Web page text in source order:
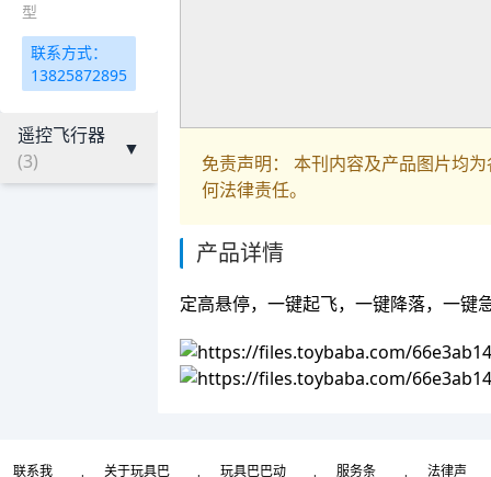
型
联系方式：
13825872895
遥控飞行器
(3)
▼
免责声明： 本刊内容及产品图片均
何法律责任。
产品详情
定高悬停，一键起飞，一键降落，一键
联系我 关于玩具巴 玩具巴巴动 服务条 法律声